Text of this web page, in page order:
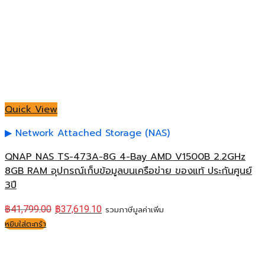
Quick View
Network Attached Storage (NAS)
QNAP NAS TS-473A-8G 4-Bay AMD V1500B 2.2GHz
8GB RAM อุปกรณ์เก็บข้อมูลบนเครือข่าย ของแท้ ประกันศูนย์
3ปี
฿41,799.00 ฿37,619.10 รวมภาษีมูลค่าเพิ่ม
หยิบใส่ตะกร้า